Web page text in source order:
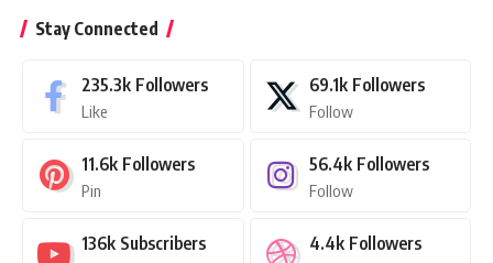
Stay Connected
235.3k Followers
Like
69.1k Followers
Follow
11.6k Followers
Pin
56.4k Followers
Follow
136k Subscribers 4.4k Followers